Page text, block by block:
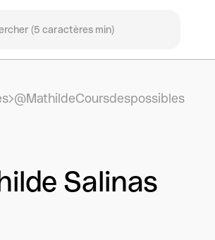
@MathildeCoursdespossibles
Salinas